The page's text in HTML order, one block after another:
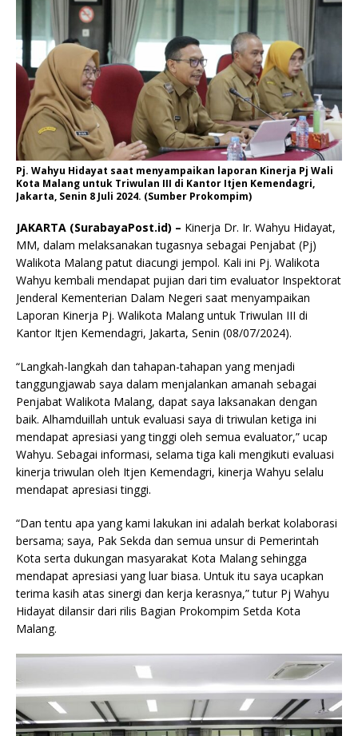
Pj. Wahyu Hidayat saat menyampaikan laporan Kinerja Pj Wali
Kota Malang untuk Triwulan III di Kantor Itjen Kemendagri,
Jakarta, Senin 8 Juli 2024. (Sumber Prokompim)
JAKARTA (SurabayaPost.id) – Kinerja Dr. Ir. Wahyu Hidayat,
MM, dalam melaksanakan tugasnya sebagai Penjabat (Pj)
Walikota Malang patut diacungi jempol. Kali ini Pj. Walikota
Wahyu kembali mendapat pujian dari tim evaluator Inspektorat
Jenderal Kementerian Dalam Negeri saat menyampaikan
Laporan Kinerja Pj. Walikota Malang untuk Triwulan III di
Kantor Itjen Kemendagri, Jakarta, Senin (08/07/2024).
“Langkah-langkah dan tahapan-tahapan yang menjadi
tanggungjawab saya dalam menjalankan amanah sebagai
Penjabat Walikota Malang, dapat saya laksanakan dengan
baik. Alhamduillah untuk evaluasi saya di triwulan ketiga ini
mendapat apresiasi yang tinggi oleh semua evaluator,” ucap
Wahyu. Sebagai informasi, selama tiga kali mengikuti evaluasi
kinerja triwulan oleh Itjen Kemendagri, kinerja Wahyu selalu
mendapat apresiasi tinggi.
“Dan tentu apa yang kami lakukan ini adalah berkat kolaborasi
bersama; saya, Pak Sekda dan semua unsur di Pemerintah
Kota serta dukungan masyarakat Kota Malang sehingga
mendapat apresiasi yang luar biasa. Untuk itu saya ucapkan
terima kasih atas sinergi dan kerja kerasnya,” tutur Pj Wahyu
Hidayat dilansir dari rilis Bagian Prokompim Setda Kota
Malang.